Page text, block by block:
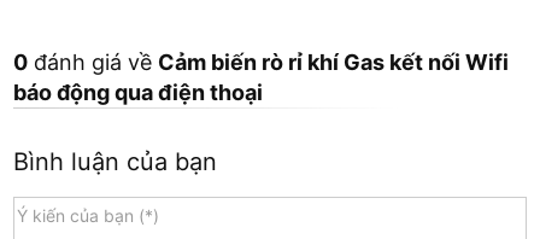
0 đánh giá về Cảm biến rò rỉ khí Gas kết nối Wifi
báo động qua điện thoại
Bình luận của bạn